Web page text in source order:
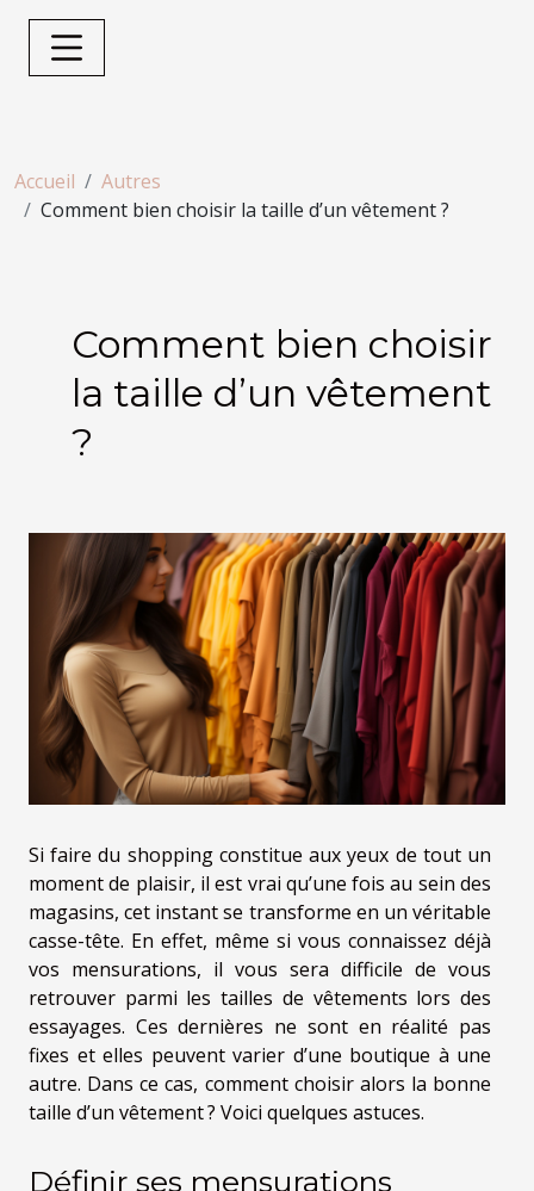
Accueil
Autres
Comment bien choisir la taille d’un vêtement ?
Comment bien choisir
la taille d’un vêtement
?
Si faire du shopping constitue aux yeux de tout un
moment de plaisir, il est vrai qu’une fois au sein des
magasins, cet instant se transforme en un véritable
casse-tête. En effet, même si vous connaissez déjà
vos mensurations, il vous sera difficile de vous
retrouver parmi les tailles de vêtements lors des
essayages. Ces dernières ne sont en réalité pas
fixes et elles peuvent varier d’une boutique à une
autre. Dans ce cas, comment choisir alors la bonne
taille d’un vêtement ? Voici quelques astuces.
Définir ses mensurations